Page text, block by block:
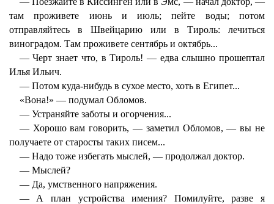
там проживете июнь и июль; пейте воды; потом
отправляйтесь в Швейцарию или в Тироль: лечиться
виноградом. Там проживете сентябрь и октябрь...
— Черт знает что, в Тироль! — едва слышно прошептал
Илья Ильич.
— Потом куда-нибудь в сухое место, хоть в Египет...
«Вона!» — подумал Обломов.
— Устраняйте заботы и огорчения...
— Хорошо вам говорить, — заметил Обломов, — вы не
получаете от старосты таких писем...
— Надо тоже избегать мыслей, — продолжал доктор.
— Мыслей?
— Да, умственного напряжения.
— А план устройства имения? Помилуйте, разве я